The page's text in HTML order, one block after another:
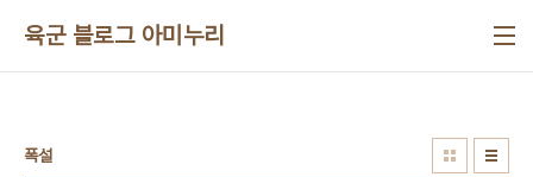
육군 블로그 아미누리
폭설